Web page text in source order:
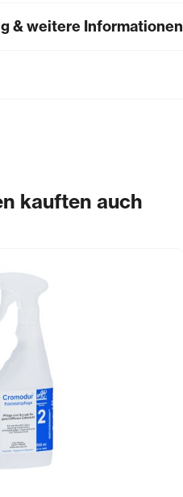
& weitere Informationen
kauften auch